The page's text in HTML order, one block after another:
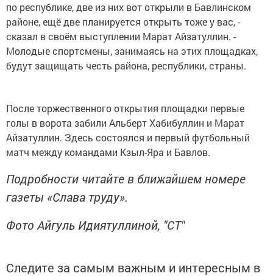
по республике, две из них вот открыли в Бавлинском
районе, ещё две планируется открыть тоже у вас, -
сказал в своём выступлении Марат Айзатуллин. -
Молодые спортсмены, занимаясь на этих площадках,
будут защищать честь района, республики, страны.
После торжественного открытия площадки первые
голы в ворота забили Альберт Хабибуллин и Марат
Айзатуллин. Здесь состоялся и первый футбольный
матч между командами Кзыл-Яра и Бавлов.
Подробности читайте в ближайшем номере
газеты «Слава труду».
Фото Айгуль Идиятуллиной, "СТ"
Следите за самым важным и интересным в